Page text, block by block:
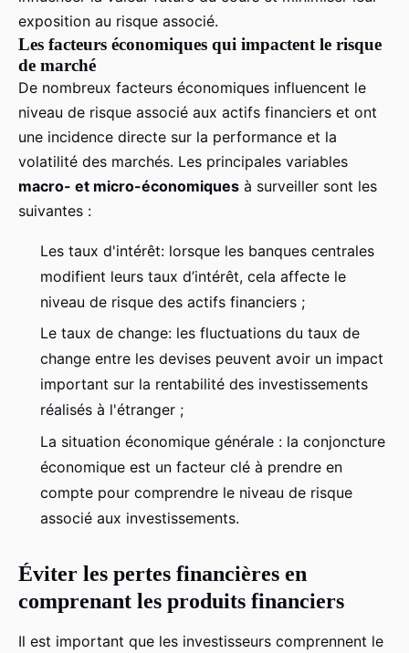
exposition au risque associé.
Les facteurs économiques qui impactent le risque
de marché
De nombreux facteurs économiques influencent le
niveau de risque associé aux actifs financiers et ont
une incidence directe sur la performance et la
volatilité des marchés. Les principales variables
macro- et micro-économiques à surveiller sont les
suivantes :
Les taux d'intérêt: lorsque les banques centrales
modifient leurs taux d’intérêt, cela affecte le
niveau de risque des actifs financiers ;
Le taux de change: les fluctuations du taux de
change entre les devises peuvent avoir un impact
important sur la rentabilité des investissements
réalisés à l'étranger ;
La situation économique générale : la conjoncture
économique est un facteur clé à prendre en
compte pour comprendre le niveau de risque
associé aux investissements.
Éviter les pertes financières en
comprenant les produits financiers
Il est important que les investisseurs comprennent le